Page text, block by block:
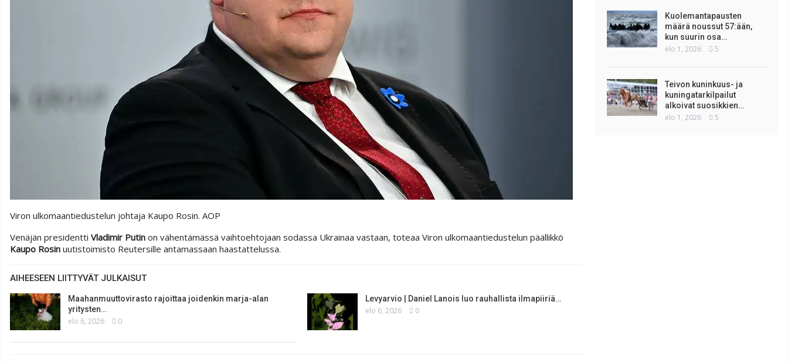
Viron ulkomaantiedustelun johtaja Kaupo Rosin. AOP
Venäjän presidentti Vladimir Putin on vähentämässä vaihtoehtojaan sodassa Ukrainaa vastaan, toteaa Viron ulkomaantiedustelun päällikkö
Kaupo Rosin uutistoimisto Reutersille antamassaan haastattelussa.
AIHEESEEN LIITTYVÄT JULKAISUT
Maahanmuuttovirasto rajoittaa joidenkin marja-alan
yritysten…
elo 6, 2026 0
Levyarvio | Daniel Lanois luo rauhallista ilmapiiriä…
elo 6, 2026 0
Kuolemantapausten
määrä noussut 57:ään,
kun suurin osa…
elo 1, 2026 5
Teivon kuninkuus- ja
kuningatarkilpailut
alkoivat suosikkien…
elo 1, 2026 5